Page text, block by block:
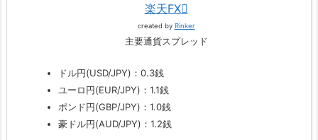
楽天FX
created by Rinker
主要通貨スプレッド
ドル円(USD/JPY)：0.3銭
ユーロ円(EUR/JPY)：1.1銭
ポンド円(GBP/JPY)：1.0銭
豪ドル円(AUD/JPY)：1.2銭